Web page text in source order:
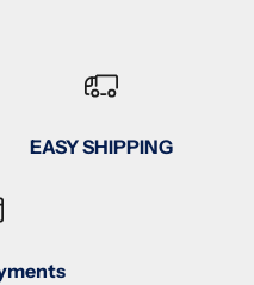
EASY SHIPPING